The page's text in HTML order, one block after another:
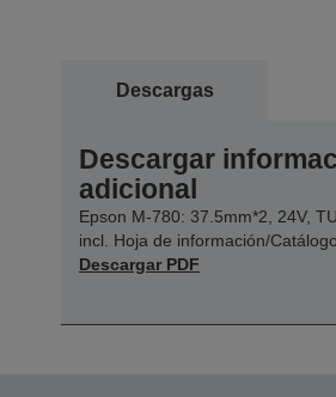
Descargas
Descargar
adicional
Epson M-780: 37.5mm*2, 24V,
incl. Hoja de información/Catálogo
Descargar PDF